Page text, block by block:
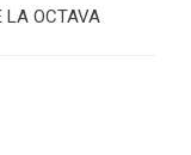
LA OCTAVA